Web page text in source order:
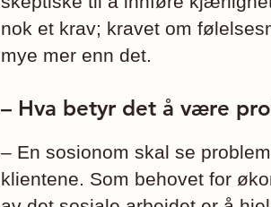
nok et krav; kravet om
mye mer enn det.
– Hva betyr det å være
– En sosionom skal se
klientene. Som behovet for